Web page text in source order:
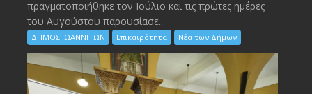
πραγματοποιήθηκε τον Ιούλιο και τις πρώτες ημέρες
του Αυγούστου παρουσίασε...
ΔΗΜΟΣ ΙΩΑΝΝΙΤΩΝ Επικαιρότητα Νέα των Δήμων